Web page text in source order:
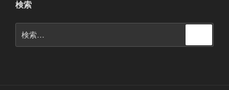
検索
索: